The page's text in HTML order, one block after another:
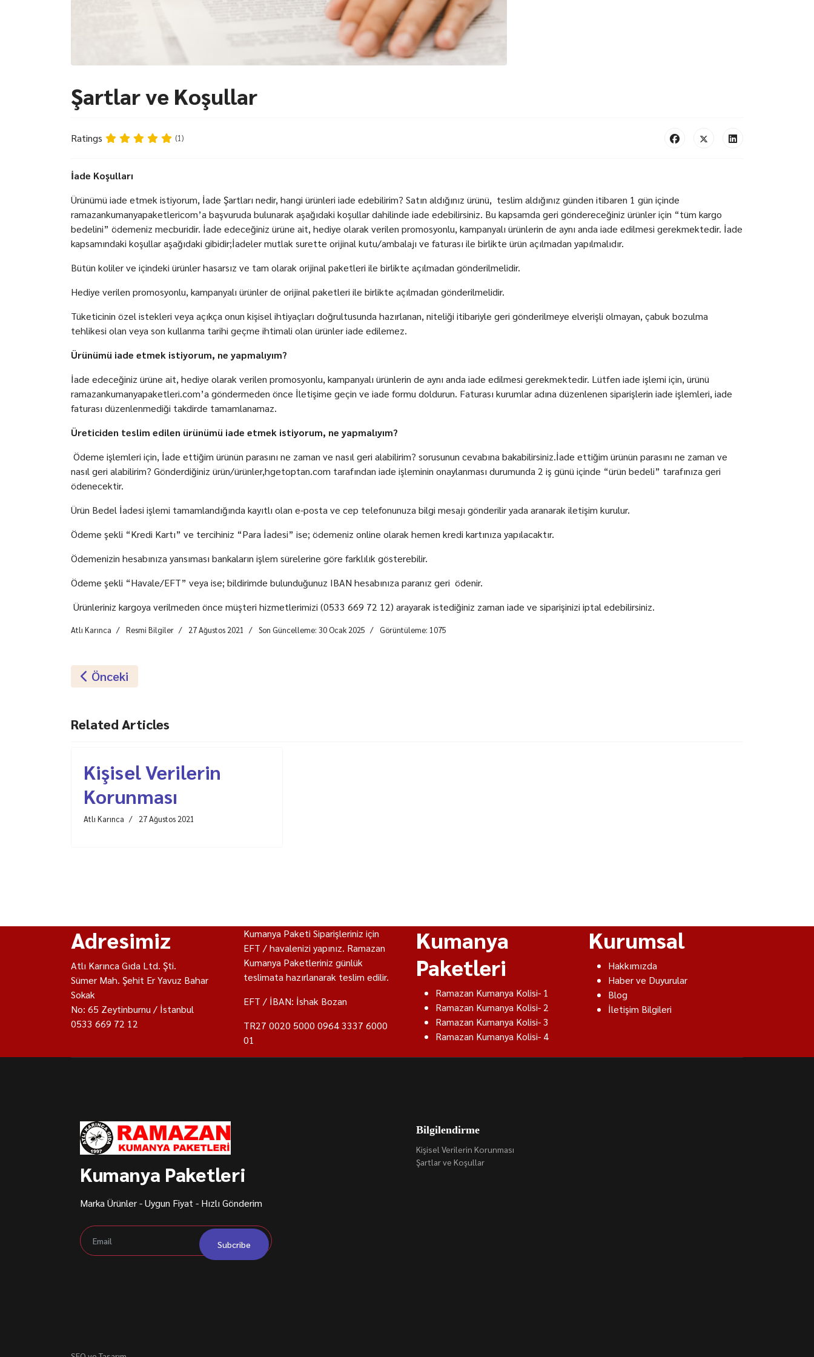
Şartlar ve Koşullar
Ratings (1)
İade Koşulları
Ürünümü iade etmek istiyorum, İade Şartları nedir, hangi ürünleri iade edebilirim? Satın aldığınız ürünü, teslim aldığınız günden itibaren 1 gün içinde
ramazankumanyapaketlericom’a başvuruda bulunarak aşağıdaki koşullar dahilinde iade edebilirsiniz. Bu kapsamda geri göndereceğiniz ürünler için “tüm kargo
bedelini” ödemeniz mecburidir. İade edeceğiniz ürüne ait, hediye olarak verilen promosyonlu, kampanyalı ürünlerin de aynı anda iade edilmesi gerekmektedir. İade
kapsamındaki koşullar aşağıdaki gibidir;İadeler mutlak surette orijinal kutu/ambalajı ve faturası ile birlikte ürün açılmadan yapılmalıdır.
Bütün koliler ve içindeki ürünler hasarsız ve tam olarak orijinal paketleri ile birlikte açılmadan gönderilmelidir.
Hediye verilen promosyonlu, kampanyalı ürünler de orijinal paketleri ile birlikte açılmadan gönderilmelidir.
Tüketicinin özel istekleri veya açıkça onun kişisel ihtiyaçları doğrultusunda hazırlanan, niteliği itibariyle geri gönderilmeye elverişli olmayan, çabuk bozulma
tehlikesi olan veya son kullanma tarihi geçme ihtimali olan ürünler iade edilemez.
Ürünümü iade etmek istiyorum, ne yapmalıyım?
İade edeceğiniz ürüne ait, hediye olarak verilen promosyonlu, kampanyalı ürünlerin de aynı anda iade edilmesi gerekmektedir. Lütfen iade işlemi için, ürünü
ramazankumanyapaketleri.com’a göndermeden önce İletişime geçin ve iade formu doldurun. Faturası kurumlar adına düzenlenen siparişlerin iade işlemleri, iade
faturası düzenlenmediği takdirde tamamlanamaz.
Üreticiden teslim edilen ürünümü iade etmek istiyorum, ne yapmalıyım?
Ödeme işlemleri için, İade ettiğim ürünün parasını ne zaman ve nasıl geri alabilirim? sorusunun cevabına bakabilirsiniz.İade ettiğim ürünün parasını ne zaman ve
nasıl geri alabilirim? Gönderdiğiniz ürün/ürünler,hgetoptan.com tarafından iade işleminin onaylanması durumunda 2 iş günü içinde “ürün bedeli” tarafınıza geri
ödenecektir.
Ürün Bedel İadesi işlemi tamamlandığında kayıtlı olan e-posta ve cep telefonunuza bilgi mesajı gönderilir yada aranarak iletişim kurulur.
Ödeme şekli “Kredi Kartı” ve tercihiniz “Para İadesi” ise; ödemeniz online olarak hemen kredi kartınıza yapılacaktır.
Ödemenizin hesabınıza yansıması bankaların işlem sürelerine göre farklılık gösterebilir.
Ödeme şekli “Havale/EFT” veya ise; bildirimde bulunduğunuz IBAN hesabınıza paranız geri ödenir.
Ürünleriniz kargoya verilmeden önce müşteri hizmetlerimizi (0533 669 72 12) arayarak istediğiniz zaman iade ve siparişinizi iptal edebilirsiniz.
Atlı Karınca Resmi Bilgiler 27 Ağustos 2021 Son Güncelleme: 30 Ocak 2025 Görüntüleme: 1075
Önceki Makale: Kişisel Verilerin Korunması
Önceki
Related Articles
Kişisel Verilerin
Korunması
Atlı Karınca 27 Ağustos 2021
Adresimiz
Atlı Karınca Gıda Ltd. Şti.
Sümer Mah. Şehit Er Yavuz Bahar
Sokak
No: 65 Zeytinburnu / İstanbul
0533 669 72 12
Kumanya Paketi Siparişleriniz için
EFT / havalenizi yapınız. Ramazan
Kumanya Paketleriniz günlük
teslimata hazırlanarak teslim edilir.
EFT / İBAN: İshak Bozan
TR27 0020 5000 0964 3337 6000
01
Kumanya
Paketleri
Ramazan Kumanya Kolisi- 1
Ramazan Kumanya Kolisi- 2
Ramazan Kumanya Kolisi- 3
Ramazan Kumanya Kolisi- 4
Kurumsal
Hakkımızda
Haber ve Duyurular
Blog
İletişim Bilgileri
Kumanya Paketleri
Marka Ürünler - Uygun Fiyat - Hızlı Gönderim
Bilgilendirme
Kişisel Verilerin Korunması
Şartlar ve Koşullar
Subcribe